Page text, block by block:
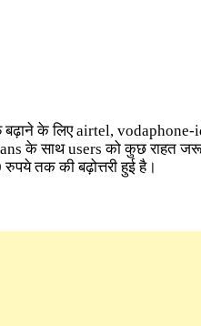
के लिए airtel, vodaphone-
के साथ users को कुछ राहत
तक की बढ़ोत्तरी हुई है।